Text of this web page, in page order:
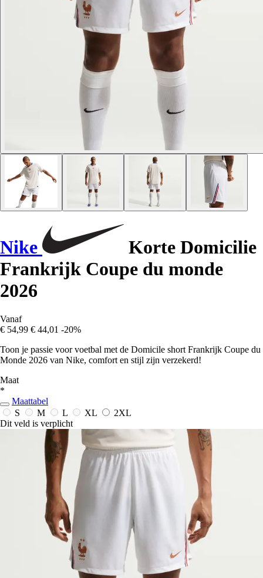
Nike
Korte Domicilie
Frankrijk Coupe du monde
2026
Vanaf
€ 54,99 € 44,01 -20%
Toon je passie voor voetbal met de Domicile short Frankrijk Coupe du
Monde 2026 van Nike, comfort en stijl zijn verzekerd!
Maat
*
Maattabel
S
M L XL
2XL
Dit veld is verplicht